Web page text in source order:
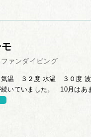
ファンダイビング
温 ３２度 水温 ３０度
いていました。 10月はあ